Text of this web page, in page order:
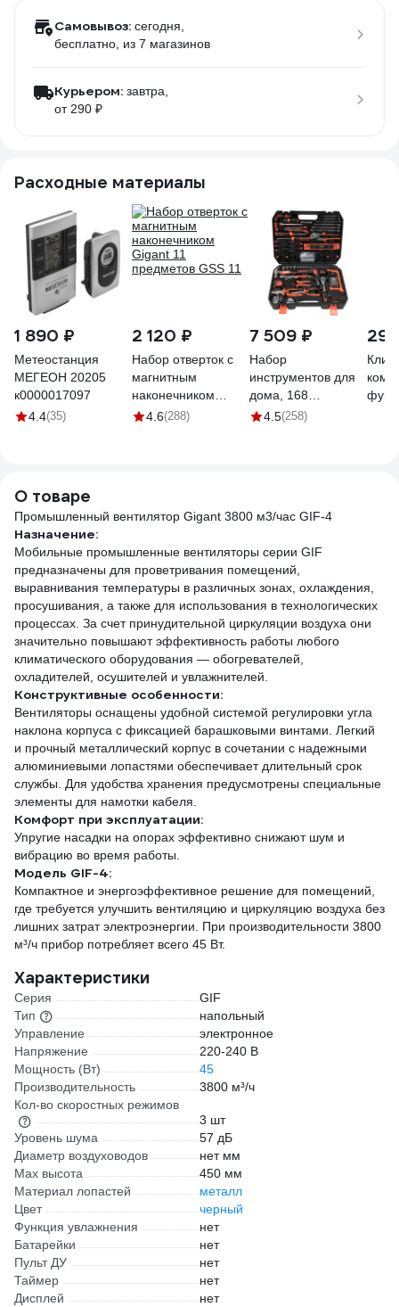
Самовывоз: сегодня,
бесплатно , из 7 магазинов
Курьером: завтра,
от 290 ₽
Расходные материалы
1 890 ₽
Метеостанция
МЕГЕОН 20205
к0000017097
4.4(35)
2 120 ₽
Набор отверток с
магнитным
наконечником
Gigant 11
4.6(288)
7 509 ₽
Набор
инструментов для
дома, 168
предметов Gigant
4.5(258)
29
О товаре
Промышленный вентилятор Gigant 3800 м3/час GIF-4
Назначение:
Мобильные промышленные вентиляторы серии GIF
предназначены для проветривания помещений,
выравнивания температуры в различных зонах, охлаждения,
просушивания, а также для использования в технологических
процессах. За счет принудительной циркуляции воздуха они
значительно повышают эффективность работы любого
климатического оборудования — обогревателей,
охладителей, осушителей и увлажнителей.
Конструктивные особенности:
Вентиляторы оснащены удобной системой регулировки угла
наклона корпуса с фиксацией барашковыми винтами. Легкий
и прочный металлический корпус в сочетании с надежными
алюминиевыми лопастями обеспечивает длительный срок
службы. Для удобства хранения предусмотрены специальные
элементы для намотки кабеля.
Комфорт при эксплуатации:
Упругие насадки на опорах эффективно снижают шум и
вибрацию во время работы.
Модель GIF-4:
Компактное и энергоэффективное решение для помещений,
где требуется улучшить вентиляцию и циркуляцию воздуха без
лишних затрат электроэнергии. При производительности 3800
м³/ч прибор потребляет всего 45 Вт.
Характеристики
Серия
GIF
Тип
напольный
Управление
электронное
Напряжение
220-240 В
Мощность (Вт)
45
Производительность
3800 м³/ч
Кол-во скоростных режимов
3 шт
Уровень шума
57 дБ
Диаметр воздуховодов
нет мм
Max высота
450 мм
Материал лопастей
металл
Цвет
черный
Функция увлажнения
нет
Батарейки
нет
Пульт ДУ
нет
Таймер
нет
Дисплей
нет